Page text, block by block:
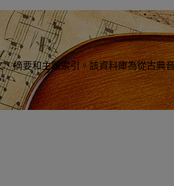
、摘要和主題索引。該資料庫為從古